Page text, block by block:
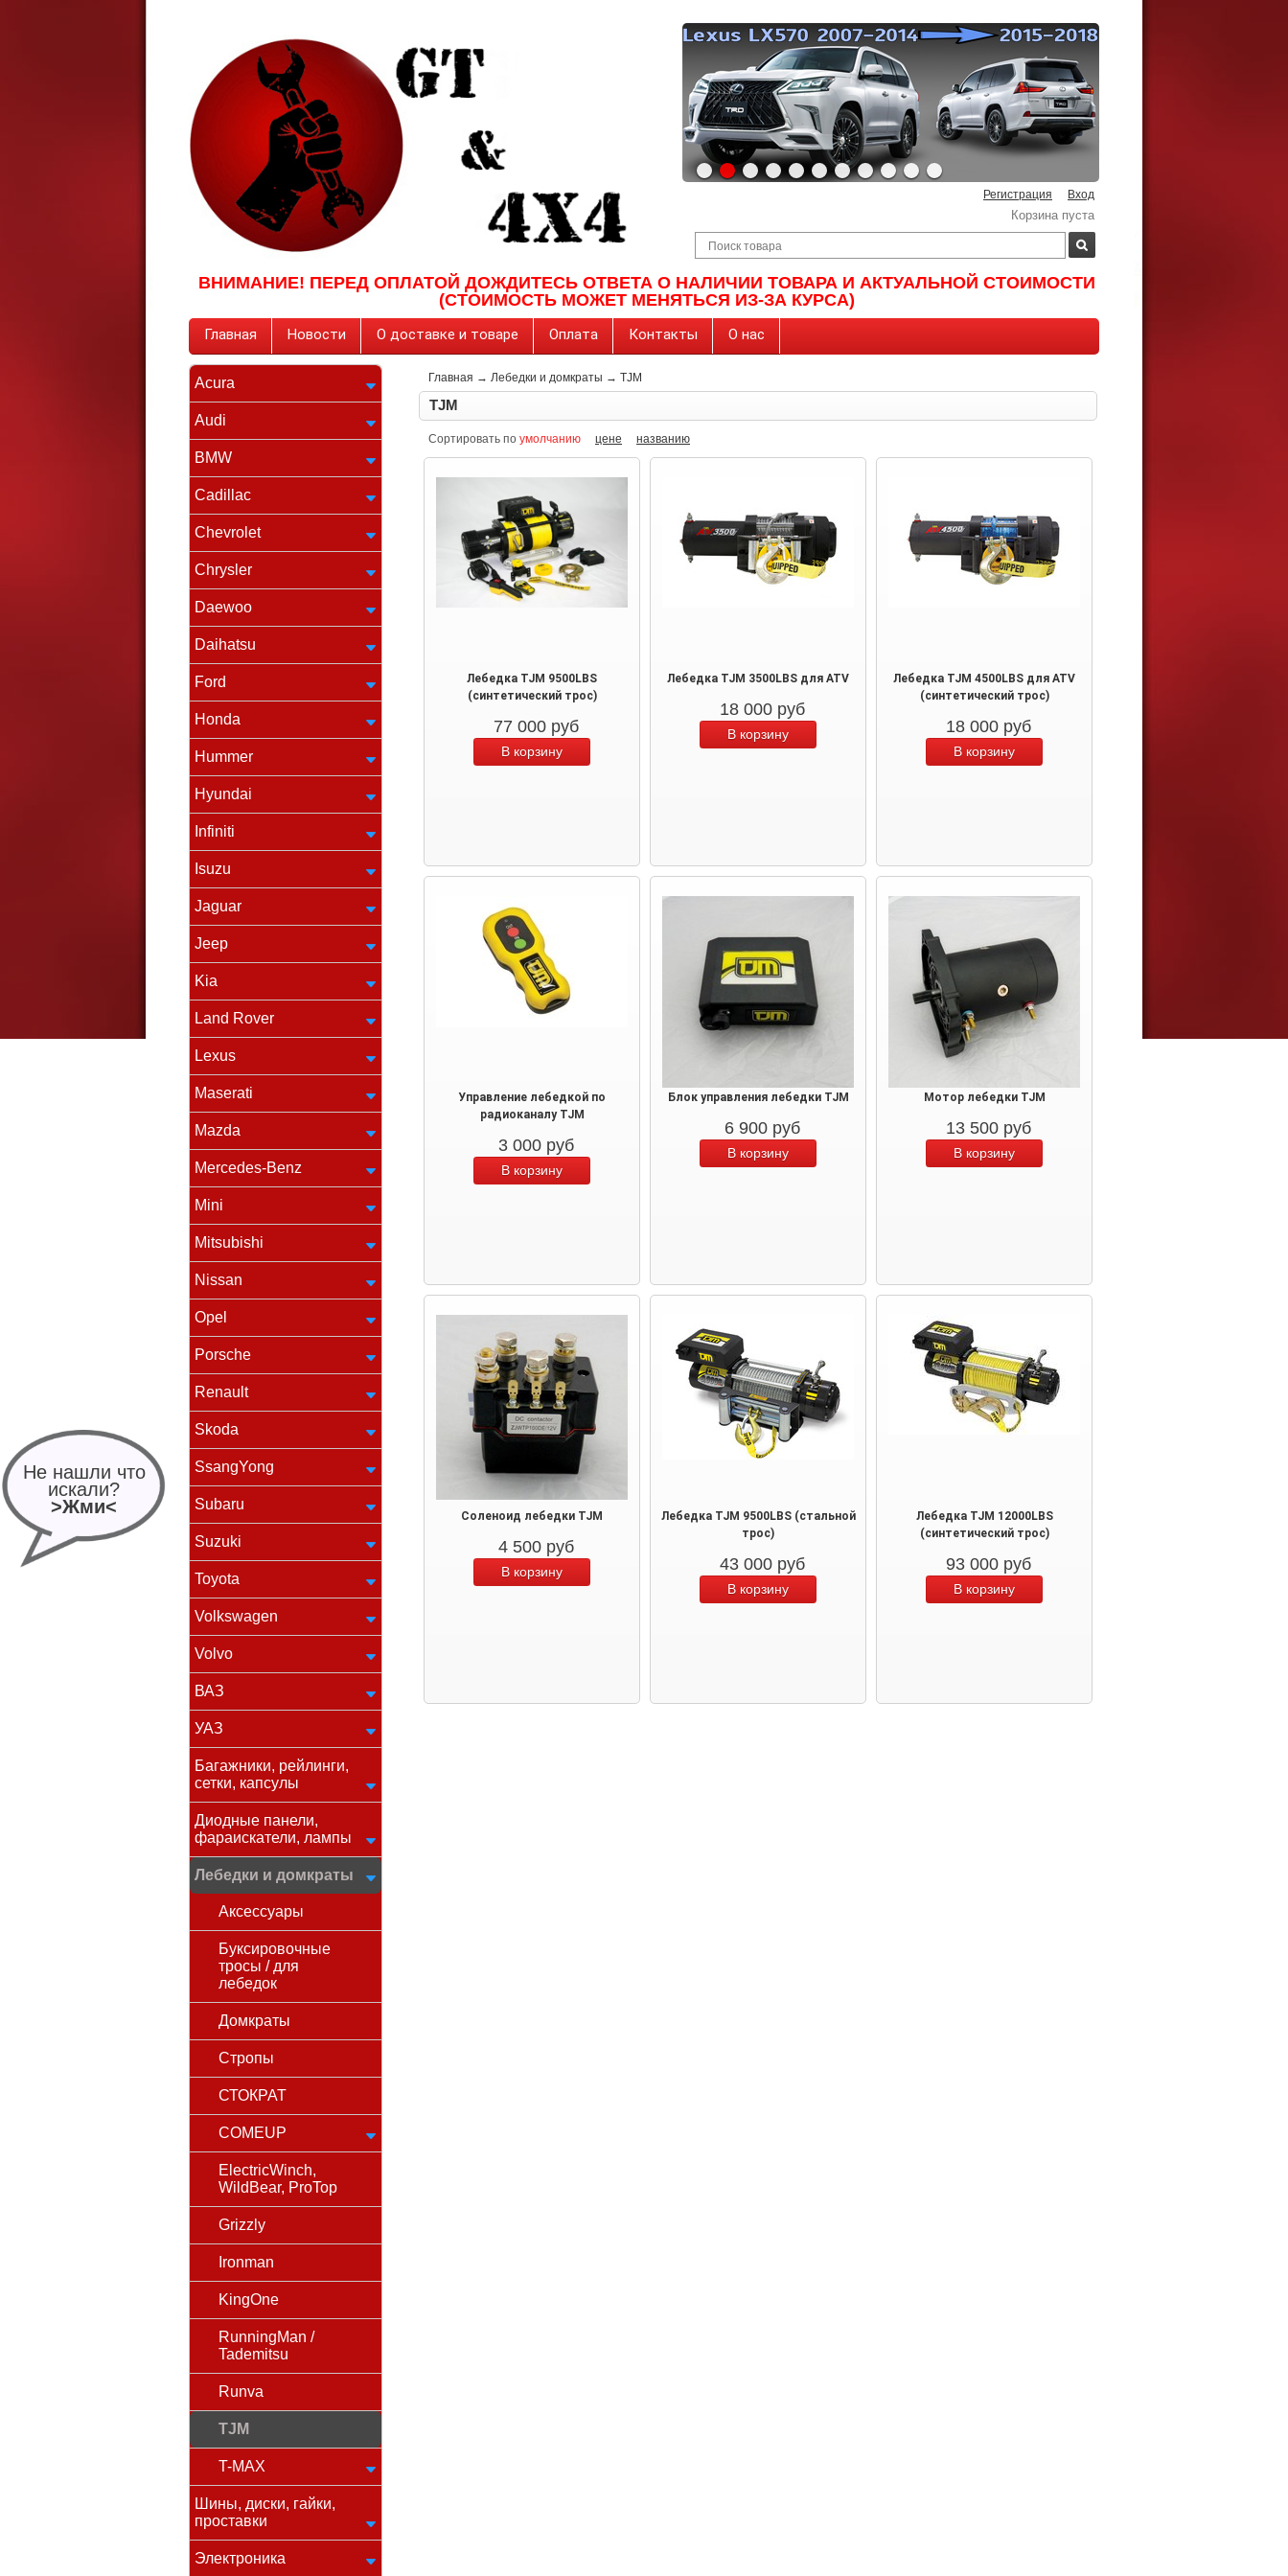
Не нашли что
искали?
>Жми<
Регистрация Вход
Корзина пуста
ВНИМАНИЕ! ПЕРЕД ОПЛАТОЙ ДОЖДИТЕСЬ ОТВЕТА О НАЛИЧИИ ТОВАРА И АКТУАЛЬНОЙ СТОИМОСТИ
(СТОИМОСТЬ МОЖЕТ МЕНЯТЬСЯ ИЗ-ЗА КУРСА)
Главная Новости О доставке и товаре Оплата Контакты О нас
Acura
Audi
BMW
Cadillac
Chevrolet
Chrysler
Daewoo
Daihatsu
Ford
Honda
Hummer
Hyundai
Infiniti
Isuzu
Jaguar
Jeep
Kia
Land Rover
Lexus
Maserati
Mazda
Mercedes-Benz
Mini
Mitsubishi
Nissan
Opel
Porsche
Renault
Skoda
SsangYong
Subaru
Suzuki
Toyota
Volkswagen
Volvo
ВАЗ
УАЗ
Багажники, рейлинги,
сетки, капсулы
Диодные панели,
фараискатели, лампы
Лебедки и домкраты
Аксессуары
Буксировочные
тросы / для
лебедок
Домкраты
Стропы
СТОКРАТ
COMEUP
ElectricWinch,
WildBear, ProTop
Grizzly
Ironman
KingOne
RunningMan /
Tademitsu
Runva
TJM
T-MAX
Шины, диски, гайки,
проставки
Электроника
Главная → Лебедки и домкраты → TJM
TJM
Сортировать по умолчанию цене названию
Лебедка TJM 9500LBS
(синтетический трос)
77 000 руб
Лебедка TJM 3500LBS для ATV
18 000 руб
Лебедка TJM 4500LBS для ATV
(синтетический трос)
18 000 руб
Управление лебедкой по
радиоканалу TJM
3 000 руб
Блок управления лебедки TJM
6 900 руб
Мотор лебедки TJM
13 500 руб
Соленоид лебедки TJM
4 500 руб
Лебедка TJM 9500LBS (стальной
трос)
43 000 руб
Лебедка TJM 12000LBS
(синтетический трос)
93 000 руб